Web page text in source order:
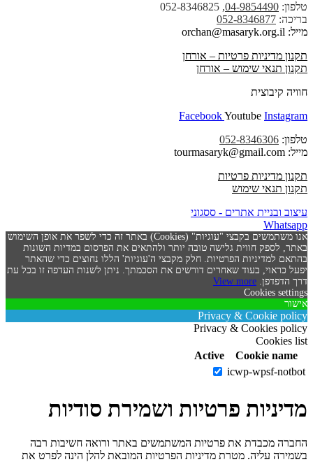
טלפון: 04-9854490
, 052-8346825
בריכה: 052-8346877
מייל: orchan@masaryk.org.il
תקנון מדיניות פרטיות – אורחן
תקנון תנאי שימוש – אורחן
חוויה קיבוצית
FacebookYoutube Instagram
טלפון: 052-8346306
מייל: tourmasaryk@gmail.com
תקנון מדיניות פרטיות
תקנון תנאי שימוש
עיצוב ובניית אתרים - ססגוני
Whatsapp
אנו משתמשים בקבצי "עוגיות" (Cookies) באתר זה כדי לשפר את אופן השימוש
באתר, לספק חווית גלישה טובה יותר ולהתאים את הפרסום במדיות השונות
בהתאם למדיניות הפרטיות. חלק מקבצי ה'עוגיות' הללו נחוצים כדי שהאתר
יפעל כראוי, בעוד שאחרים דורשים את הסכמתך. ניתן לשנות העדפה זו בכל עת
דרך הדפדפן. View more
Cookies settings
אישור
Privacy & Cookie policy
Privacy & Cookies policy
Cookies list
Cookie name
Active
icwp-wpsf-notbot
מדיניות פרטיות ושמירת סודיות
החברה מכבדת את פרטיות המשתמשים באתר ורואה חשיבות רבה
בשמירה עליה. מטרת מדיניות הפרטיות המובאת להלן הינה לפרט את